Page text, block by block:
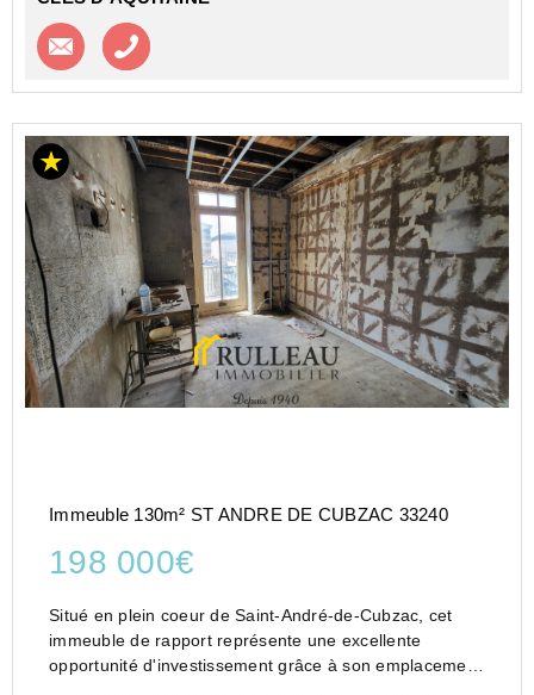
Contacter l'agence
Immeuble 130m² ST ANDRE DE CUBZAC 33240
198 000€
Situé en plein coeur de Saint-André-de-Cubzac, cet
immeuble de rapport représente une excellente
opportunité d'investissement grâce à son emplacement